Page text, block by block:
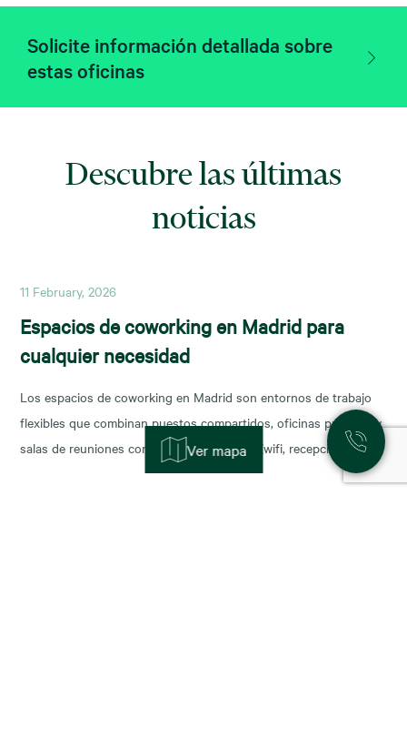
Ver mapa
Solicite información detallada sobre
estas oficinas
Descubre las últimas
noticias
11 February, 2026
Espacios de coworking en Madrid para
cualquier necesidad
Los espacios de coworking en Madrid son entornos de trabajo
flexibles que combinan puestos compartidos, oficinas privadas y
salas de reuniones con servicios incluidos (wifi, recepción,
limpieza y soporte), y permiten escalar o reducir superficie con